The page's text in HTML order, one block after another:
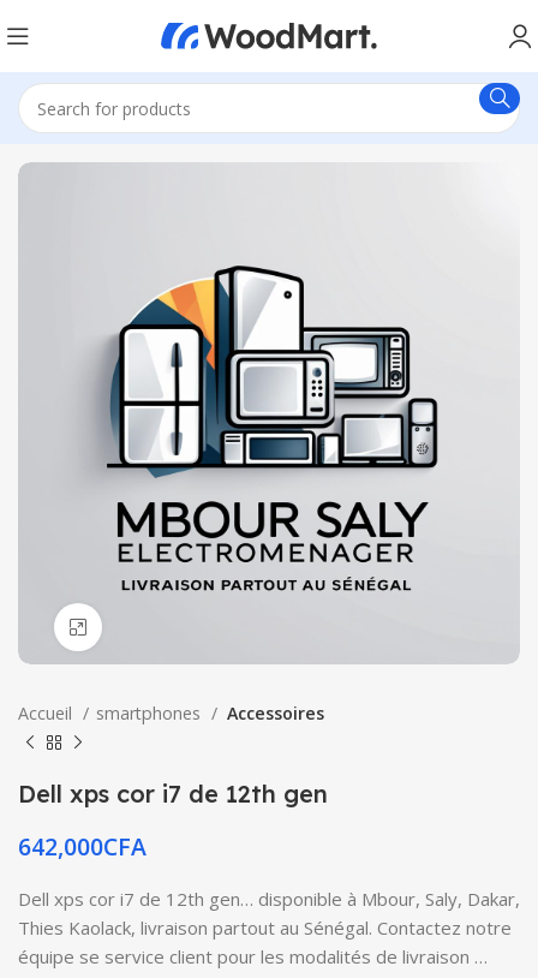
Accueil smartphones Accessoires
Dell xps cor i7 de 12th gen
642,000CFA
Dell xps cor i7 de 12th gen… disponible à Mbour, Saly, Dakar,
Thies Kaolack, livraison partout au Sénégal. Contactez notre
équipe se service client pour les modalités de livraison …